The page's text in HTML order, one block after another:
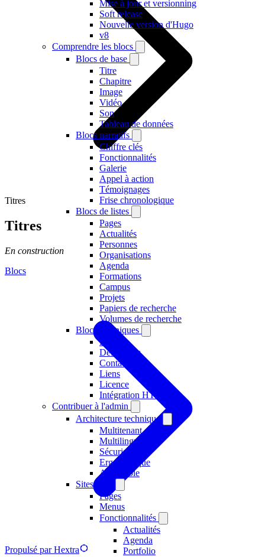
Mise à jour et versionning
Soft release
Nouvelle version d'Hugo
v8
Comprendre les blocs
Blocs de base
Titre
Chapitre
Image
Vidéo
Son
Tableau de données
Blocs narratifs
Chiffre clés
Fonctionnalités
Galerie
Appel à action
Témoignages
Frise chronologique
Blocs de listes
Pages
Actualités
Personnes
Organisations
Agenda
Formations
Campus
Projets
Papiers de recherche
Volumes de recherche
Blocs techniques
Fichiers
Définitions
Contact
Liens
Licence
Intégration HTML
Contribuer à l'admin
Architecture technique
Multitenant
Multilingue
Sécurisée
Ergonomique
Accessible
Sites Web
Pages
Menus
Fonctionnalités
Actualités
Agenda
Portfolio
Titres
Titres
En construction
Blocs
Propulsé par Hextra